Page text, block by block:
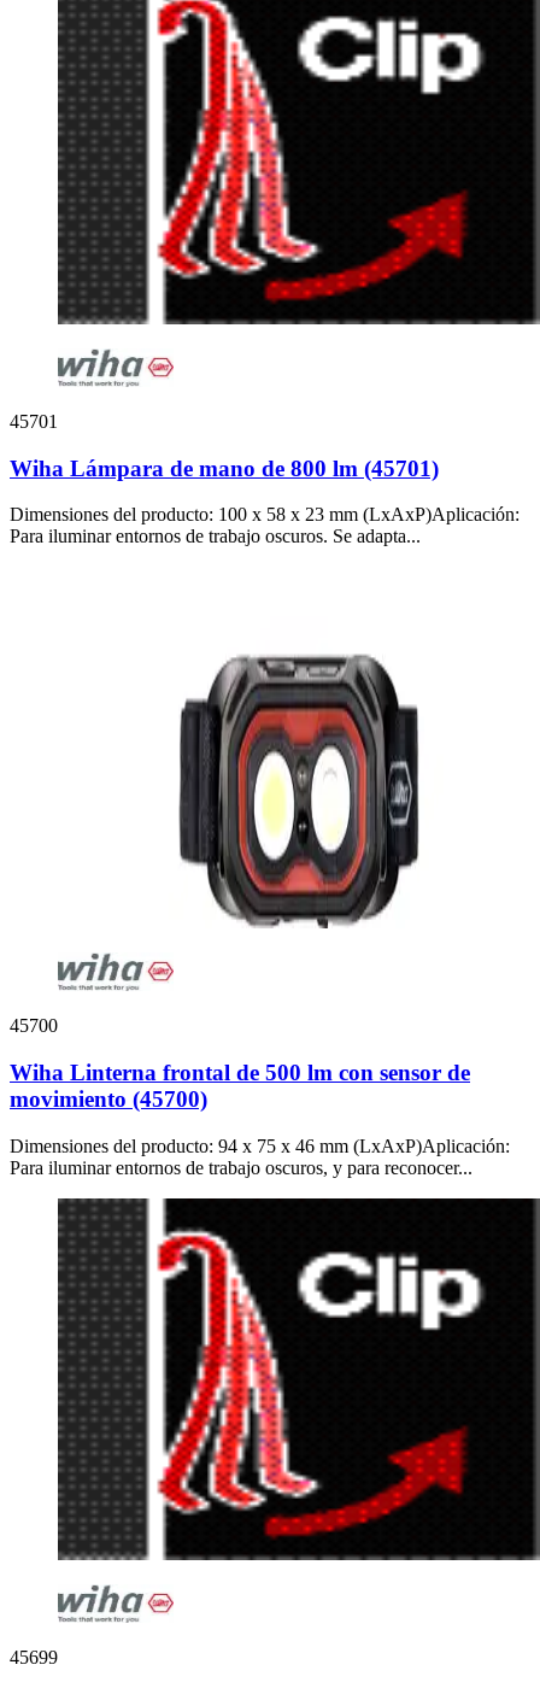
45701
Wiha Lámpara de mano de 800 lm (45701)
Dimensiones del producto: 100 x 58 x 23 mm (LxAxP)Aplicación:
Para iluminar entornos de trabajo oscuros. Se adapta...
45700
Wiha Linterna frontal de 500 lm con sensor de
movimiento (45700)
Dimensiones del producto: 94 x 75 x 46 mm (LxAxP)Aplicación:
Para iluminar entornos de trabajo oscuros, y para reconocer...
45699